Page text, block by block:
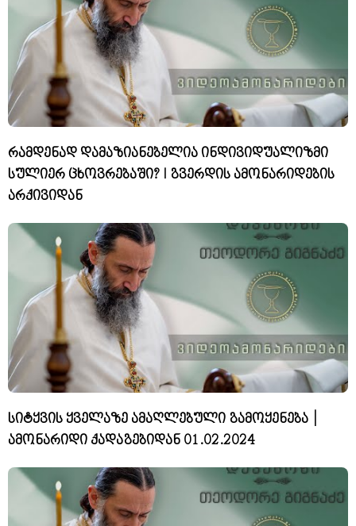
რამდენად დამაზიანებელია ინდივიდუალიზმი
სულიერ ცხოვრებაში? I გვერდის ამონარიდების
არქივიდან
სიტყვის ყველაზე ამაღლებული გამოყენება |
ამონარიდი ქადაგებიდან 01.02.2024